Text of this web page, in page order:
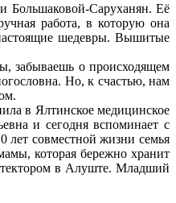
Большаковой-Саруханян. Её
работа, в которую она
шедевры. Вышитые
забываешь о происходящем
Но, к счастью, нам
в Ялтинское медицинское
и сегодня вспоминает с
лет совместной жизни семья
которая бережно хранит
в Алуште. Младший